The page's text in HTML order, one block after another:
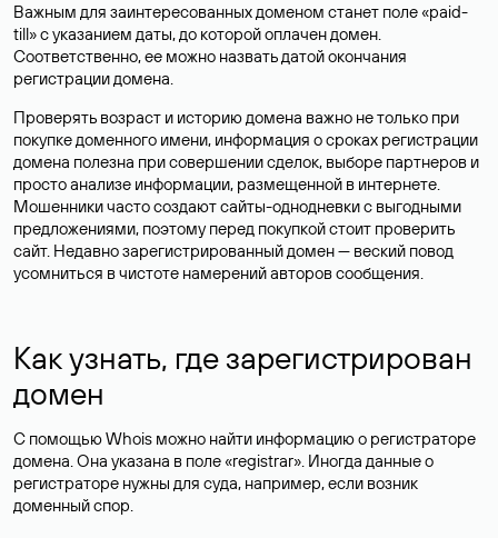
Важным для заинтересованных доменом станет поле «paid-
till» с указанием даты, до которой оплачен домен.
Соответственно, ее можно назвать датой окончания
регистрации домена.
Проверять возраст и историю домена важно не только при
покупке доменного имени, информация о сроках регистрации
домена полезна при совершении сделок, выборе партнеров и
просто анализе информации, размещенной в интернете.
Мошенники часто создают сайты-однодневки с выгодными
предложениями, поэтому перед покупкой стоит проверить
сайт. Недавно зарегистрированный домен — веский повод
усомниться в чистоте намерений авторов сообщения.
Как узнать, где зарегистрирован
домен
С помощью Whois можно найти информацию о регистраторе
домена. Она указана в поле «registrar». Иногда данные о
регистраторе нужны для суда, например, если возник
доменный спор.